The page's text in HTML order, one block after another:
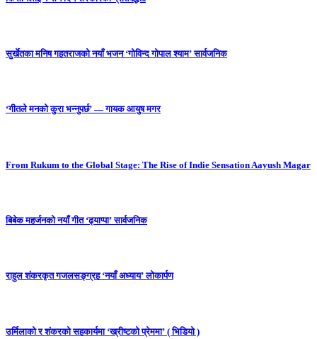
सुर्खेतका मनिष गहतराजको नयाँ भजन ‘गोविन्द गोपाल श्याम’ सार्वजनिक
‘गीतले मनको कुरा भन्नुपर्छ’ — गायक आयुष मगर
From Rukum to the Global Stage: The Rise of Indie Sensation Aayush Magar
बिबेक महर्जनको नयाँ गीत ‘ढ्याप्पा’ सार्वजनिक
राहुल शंकरकृत गजलसङ्ग्रह ‘नयाँ अध्याय’ लोकार्पण
उर्मिलाको र शंकरको सहकार्यमा ‘ख्रीष्टको प्रेममा’ ( भिडियो )